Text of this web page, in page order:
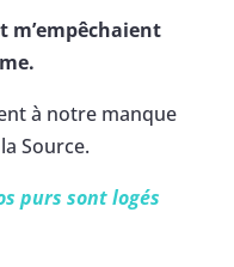
m’empêchaient
à notre manque
Source.
purs sont logés